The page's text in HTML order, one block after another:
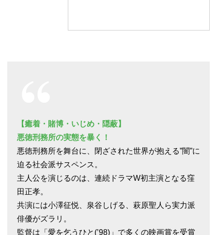
【癒着・賭博・いじめ・隠蔽】
悪徳刑務所の実態を暴く！
悪徳刑務所を舞台に、閉ざされた世界が抱える”闇”に
迫る社会派サスペンス。
主人公を演じるのは、連続ドラマW初主演となる窪
田正孝。
共演には小澤征悦、泉谷しげる、萩原聖人ら実力派
俳優がズラリ。
監督は「愛を乞うひと(’98)」で多くの映画賞を受賞